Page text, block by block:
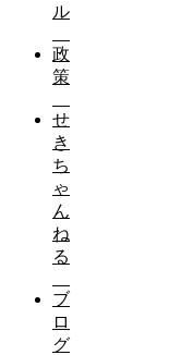
ル
政
策
せ
き
ち
ゃ
ん
ね
る
ブ
ロ
グ